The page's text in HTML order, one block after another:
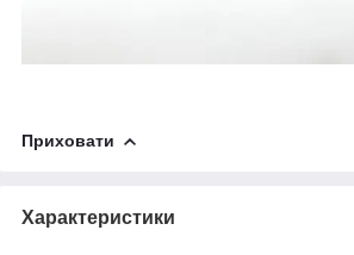
Приховати
Характеристики